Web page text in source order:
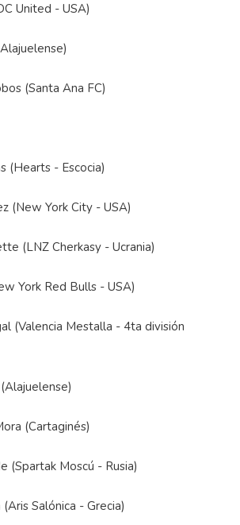
United - USA)
(Santa Ana FC)
(Hearts - Escocia)
(New York City - USA)
(LNZ Cherkasy - Ucrania)
York Red Bulls - USA)
(Valencia Mestalla - 4ta división
(Cartaginés)
(Spartak Moscú - Rusia)
Salónica - Grecia)